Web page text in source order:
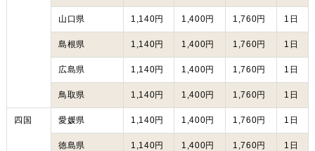
山口県 1,140円 1,400円 1,760円 1日
島根県 1,140円 1,400円 1,760円 1日
広島県 1,140円 1,400円 1,760円 1日
鳥取県 1,140円 1,400円 1,760円 1日
四国 愛媛県 1,140円 1,400円 1,760円 1日
徳島県 1,140円 1,400円 1,760円 1日